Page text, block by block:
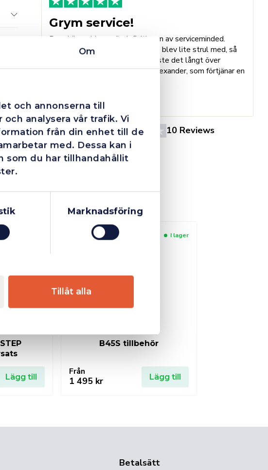
Om
och annonserna till
analysera vår trafik. Vi
från din enhet till de
med. Dessa kan i
som du har tillhandahållit
Marknadsföring
Tillåt alla
4.4 10 Reviews
Grym service!
Dom här grabbarna är definitionen av serviceminded.
Trots en billigare order, som det blev lite strul med, så
agerade dom blixtsnabbt och löste det långt över
förväntan. Hade kontakt med Alexander, som förtjänar en
Lägg till
I lager
B45S tillbehör
Från
1 495 kr Lägg till
Betalsätt